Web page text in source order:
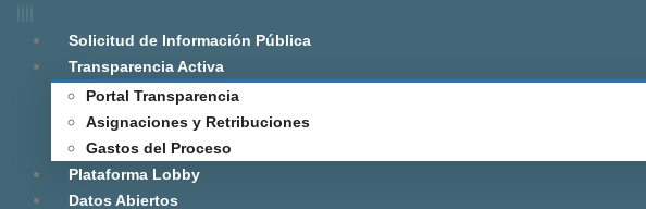
Solicitud de Información Pública
Transparencia Activa
Portal Transparencia
Asignaciones y Retribuciones
Gastos del Proceso
Plataforma Lobby
Datos Abiertos